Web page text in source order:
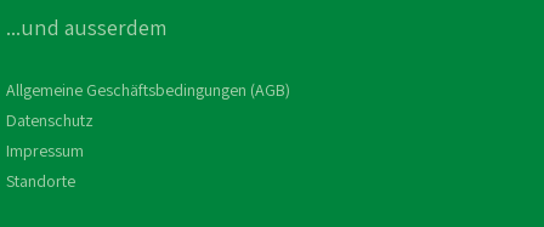
...und ausserdem
Allgemeine Geschäftsbedingungen (AGB)
Datenschutz
Impressum
Standorte